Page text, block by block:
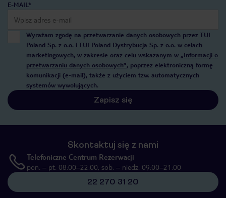
E-MAIL*
Wyrażam zgodę na przetwarzanie danych osobowych przez TUI
Poland Sp. z o.o. i TUI Poland Dystrybucja Sp. z o.o. w celach
marketingowych, w zakresie oraz celu wskazanym w „Informacji o
przetwarzaniu danych osobowych”, poprzez elektroniczną formę
komunikacji (e-mail), także z użyciem tzw. automatycznych
systemów wywołujących.
Zapisz się
Skontaktuj się z nami
Telefoniczne Centrum Rezerwacji
pon. – pt. 08:00–22:00, sob. – niedz. 09:00–21:00
22 270 31 20